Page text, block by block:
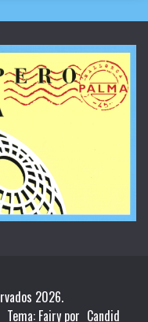
2026.
Tema: Fairy por Candid